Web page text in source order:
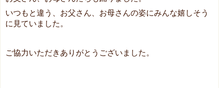
いつもと違う、お父さん、お母さんの姿にみんな嬉しそう
に見ていました。
ご協力いただきありがとうございました。